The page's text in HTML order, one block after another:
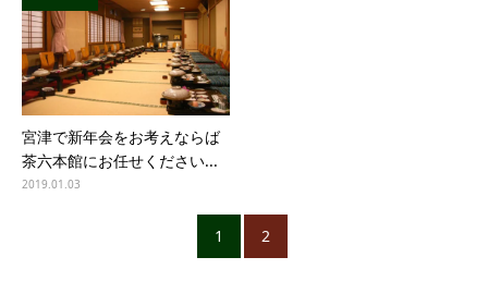
宮津で新年会をお考えならば
茶六本館にお任せください...
2019.01.03
1 2